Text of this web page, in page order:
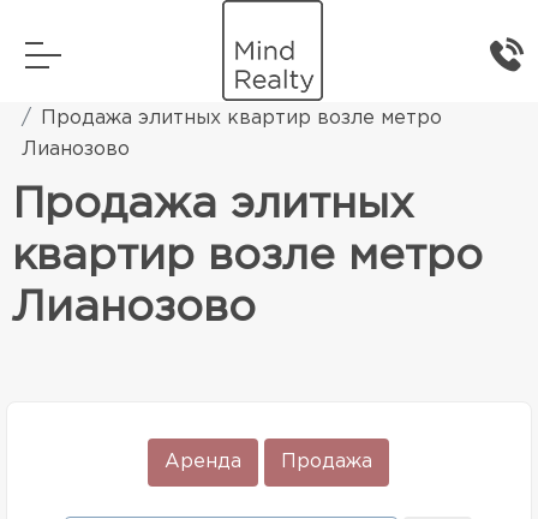
Элитная жилая недвижимость
Продажа элитных квартир возле метро
Лианозово
Продажа элитных
квартир возле метро
Лианозово
Аренда Продажа